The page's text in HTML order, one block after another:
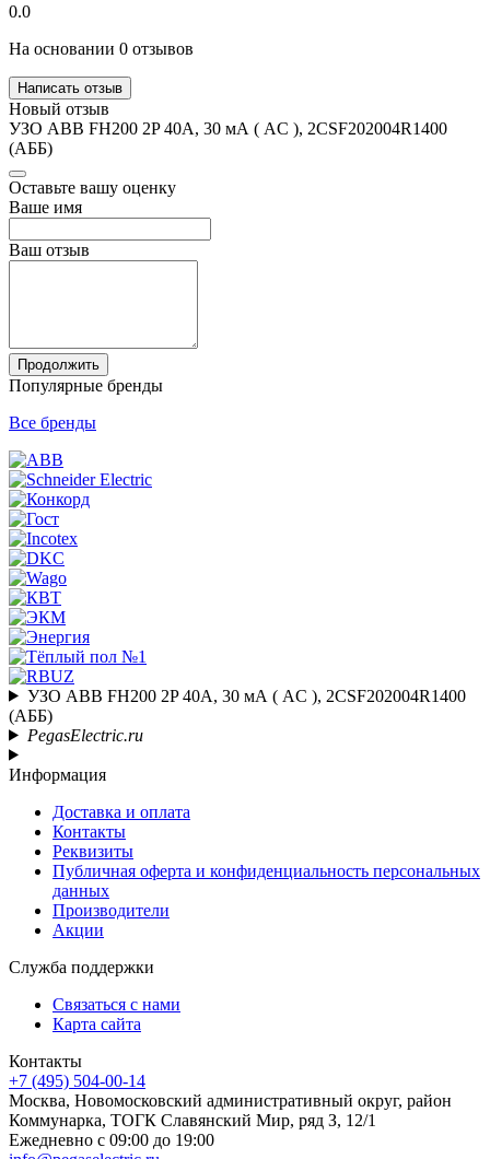
0.0
На основании 0 отзывов
Написать отзыв
Новый отзыв
УЗО ABB FH200 2P 40А, 30 мА ( AC ), 2CSF202004R1400
(АББ)
Оставьте вашу оценку
Ваше имя
Ваш отзыв
Продолжить
Популярные бренды
Все бренды
УЗО ABB FH200 2P 40А, 30 мА ( AC ), 2CSF202004R1400
(АББ)
PegasElectric.ru
Информация
Доставка и оплата
Контакты
Реквизиты
Публичная оферта и конфиденциальность персональных
данных
Производители
Акции
Служба поддержки
Связаться с нами
Карта сайта
Контакты
+7 (495) 504-00-14
Москва, Новомосковский административный округ, район
Коммунарка, ТОГК Славянский Мир, ряд З, 12/1
Ежедневно с 09:00 до 19:00